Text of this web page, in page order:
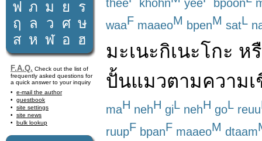
ฟ ภ ม ย
ร
ฤ
ล ว ศ ษ
ส ห ฬ อ ฮ
F.A.Q. Check out the list of
frequently asked questions for
a quick answer to your inquiry
e-mail the author
guestbook
site settings
site news
bulk lookup
thee khohn yee bpoon
waaF maaeoM bpenM satL
มะเนะกิเนะโกะ ห
ปั้นแมวตามความ
maH nehH giL nehH goL reuu
ruupF bpanF maaeoM dtaam